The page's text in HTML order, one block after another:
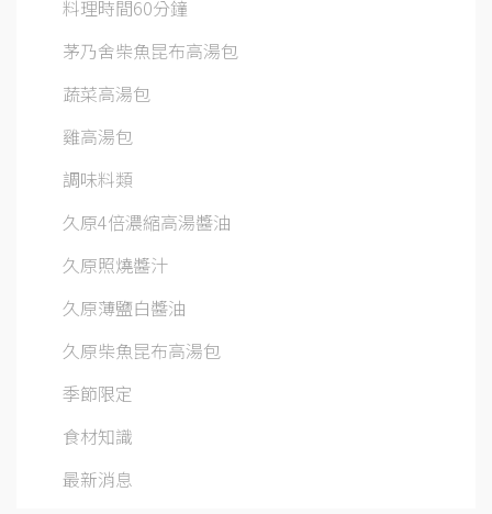
料理時間60分鐘
茅乃舍柴魚昆布高湯包
蔬菜高湯包
雞高湯包
調味料類
久原4倍濃縮高湯醬油
久原照燒醬汁
久原薄鹽白醬油
久原柴魚昆布高湯包
季節限定
食材知識
最新消息